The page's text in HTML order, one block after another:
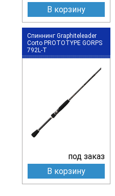
В корзину
Спиннинг Graphiteleader
Corto PROTOTYPE GORPS
792L-T
под заказ
В корзину